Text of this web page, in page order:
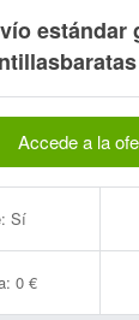
estándar
Accede a la
Sí
0 €